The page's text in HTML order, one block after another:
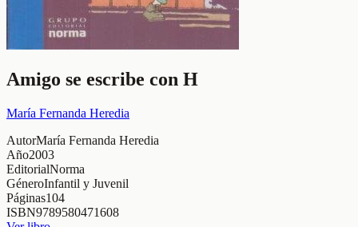
Amigo se escribe con H
María Fernanda Heredia
AutorMaría Fernanda Heredia
Año2003
EditorialNorma
GéneroInfantil y Juvenil
Páginas104
ISBN9789580471608